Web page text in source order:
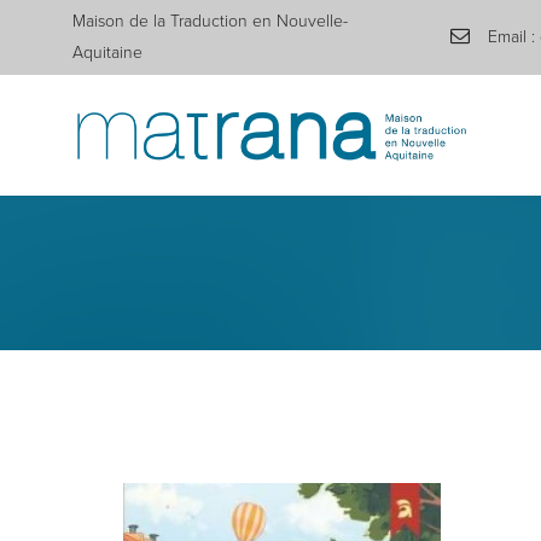
Maison de la Traduction en Nouvelle-
Aquitaine
Email :